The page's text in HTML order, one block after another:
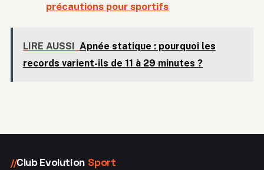
précautions pour sportifs
LIRE AUSSI Apnée statique : pourquoi les
records varient-ils de 11 à 29 minutes ?
//Club Evolution Sport